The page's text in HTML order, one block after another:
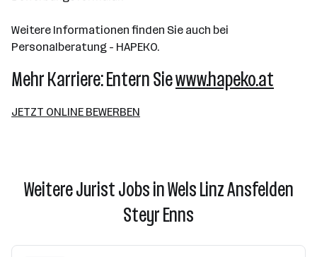
Weitere Informationen finden Sie auch bei
Personalberatung - HAPEKO.
Mehr Karriere: Entern Siewww.hapeko.at
JETZT ONLINE BEWERBEN
Weitere Jurist Jobs in Wels Linz Ansfelden
Steyr Enns